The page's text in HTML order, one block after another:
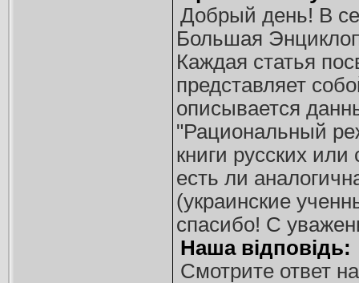
Добрый день! В
Большая
Каждая статья
представляет
описывается
"Рациональный
книги русских
есть ли
(украинские
спасибо! С
Наша відповідь:
Смотрите ответ